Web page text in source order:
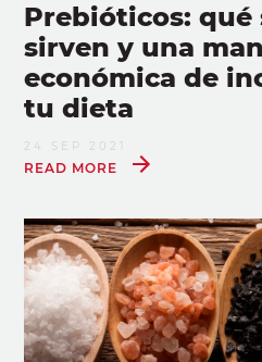
Prebióticos: qué
sirven y una
económica de
tu dieta
24 SEP 2021
READ MORE